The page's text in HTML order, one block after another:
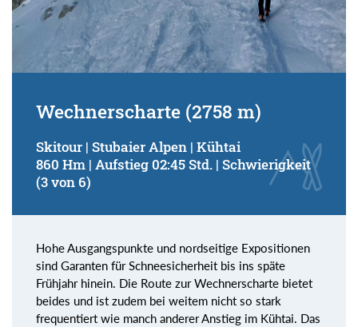
Wechnerscharte (2758 m)
Skitour | Stubaier Alpen | Kühtai
860 Hm | Aufstieg 02:45 Std. | Schwierigkeit
(3 von 6)
Hohe Ausgangspunkte und nordseitige Expositionen
sind Garanten für Schneesicherheit bis ins späte
Frühjahr hinein. Die Route zur Wechnerscharte bietet
beides und ist zudem bei weitem nicht so stark
frequentiert wie manch anderer Anstieg im Kühtai. Das